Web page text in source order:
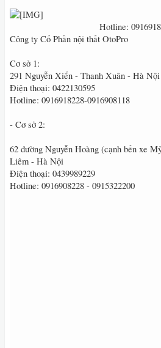
Hotline:
Công ty Cổ Phần nội thất OtoPro
Cơ sở 1:
291 Nguyễn Xiển - Thanh Xuân - Hà Nội
Điện thoại: 0422130595
Hotline: 0916918228-0916908118
- Cơ sở 2:
62 đường Nguyễn Hoàng (cạnh bến xe
Liêm - Hà Nội
Điện thoại: 0439989229
Hotline: 0916908228 - 0915322200